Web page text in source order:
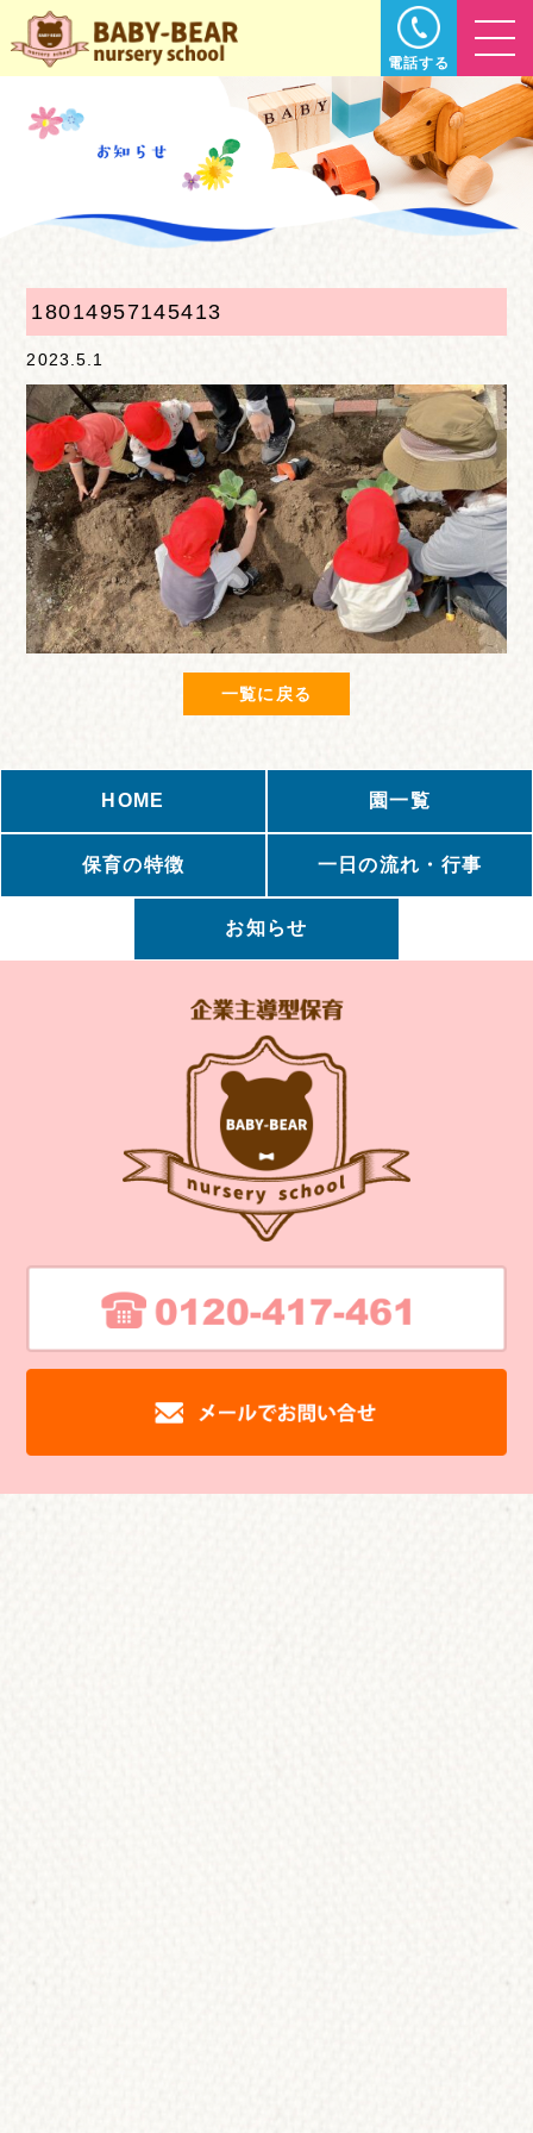
電話する
18014957145413
2023.5.1
一覧に戻る
HOME 園一覧
保育の特徴 一日の流れ・行事
お知らせ